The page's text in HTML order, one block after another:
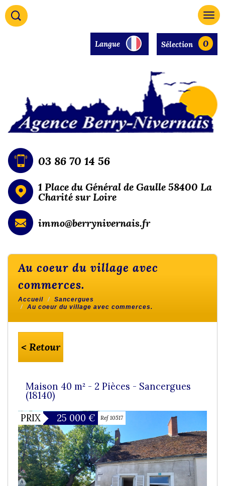
Langue Sélection 0
03 86 70 14 56
1 Place du Général de Gaulle 58400 La
Charité sur Loire
immo@berrynivernais.fr
au coeur du village avec
commerces.
Accueil
Sancergues
Au coeur du village avec commerces.
< Retour
Maison 40 m² - 2 Pièces - Sancergues
(18140)
PRIX
25 000 € Ref 10517